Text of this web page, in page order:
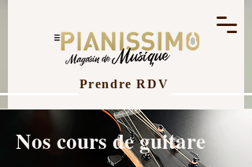
Prendre RDV
Nos cours de guitare